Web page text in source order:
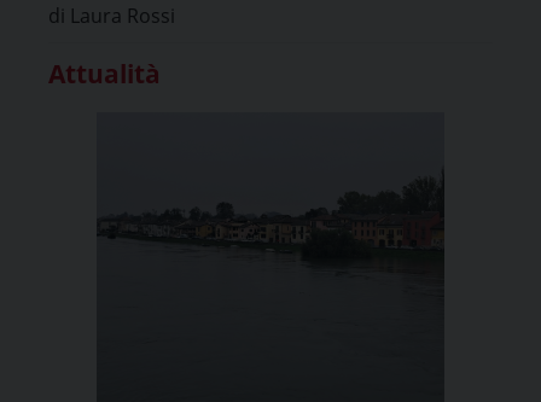
di Laura Rossi
Attualità